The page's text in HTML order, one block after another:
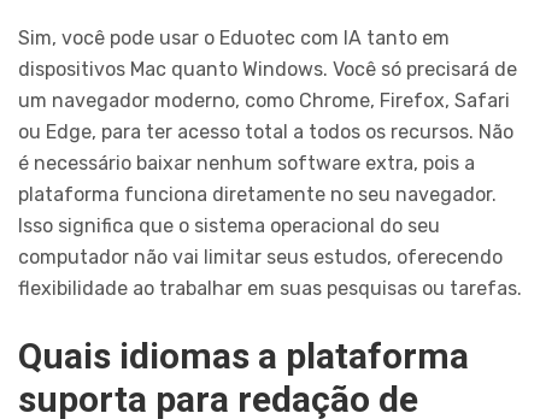
Sim, você pode usar o Eduotec com IA tanto em
dispositivos Mac quanto Windows. Você só precisará de
um navegador moderno, como Chrome, Firefox, Safari
ou Edge, para ter acesso total a todos os recursos. Não
é necessário baixar nenhum software extra, pois a
plataforma funciona diretamente no seu navegador.
Isso significa que o sistema operacional do seu
computador não vai limitar seus estudos, oferecendo
flexibilidade ao trabalhar em suas pesquisas ou tarefas.
Quais idiomas a plataforma
suporta para redação de